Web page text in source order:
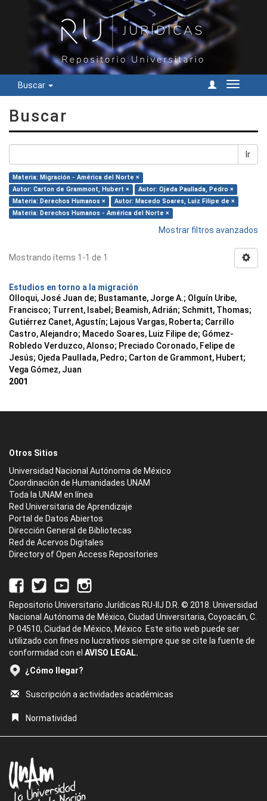
Buscar
Cambiar
Buscar
Ir
Materia: Migración - América del Norte ×
Autor: Carton de Grammont, Hubert ×
Autor: Ojeda Paullada, Pedro ×
Materia: Derechos Humanos ×
Autor: Macedo Soares, Luiz Filipe de ×
Materia: Derechos Humanos - América del Norte ×
Mostrar filtros avanzados
Mostrando ítems 1-1 de 1
Estudios en torno a la migración
Olloqui, José Juan de; Bustamante, Jorge A.; Olguín Uribe,
Francisco; Turrent, Isabel; Beamish, Adrián; Schmitt, Thomas;
Gutiérrez Canet, Agustín; Lajous Vargas, Roberta; Carrillo
Castro, Alejandro; Macedo Soares, Luiz Filipe de; Gómez-
Robledo Verduzco, Alonso; Preciado Coronado, Felipe de
Jesús; Ojeda Paullada, Pedro; Carton de Grammont, Hubert;
Vega Gómez, Juan
2001
Otros Sitios
Universidad Nacional Autónoma de México
Coordinación de Humanidades UNAM
Toda la UNAM en línea
Red Universitaria de Aprendizaje
Portal de Datos Abiertos
Dirección General de Bibliotecas
Red de Acervos Digitales
Directory of Open Access Repositories
Repositorio Universitario Jurídicas RU-IIJ D.R. © 2018. Universidad
Nacional Autónoma de México, Ciudad Universitaria, Coyoacán, C.
P. 04510, Ciudad de México, México. Este sitio web puede ser
utilizado con fines no lucrativos siempre que se cite la fuente de
conformidad con el AVISO LEGAL.
¿Cómo llegar?
Suscripción a actividades académicas
Normatividad